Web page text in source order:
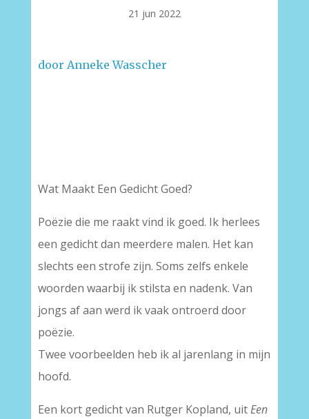
21 jun 2022
door Anneke Wasscher
Wat Maakt Een Gedicht Goed?
Poëzie die me raakt vind ik goed. Ik herlees
een gedicht dan meerdere malen. Het kan
slechts een strofe zijn. Soms zelfs enkele
woorden waarbij ik stilsta en nadenk. Van
jongs af aan werd ik vaak ontroerd door
poëzie.
Twee voorbeelden heb ik al jarenlang in mijn
hoofd.
Een kort gedicht van Rutger Kopland, uitEen